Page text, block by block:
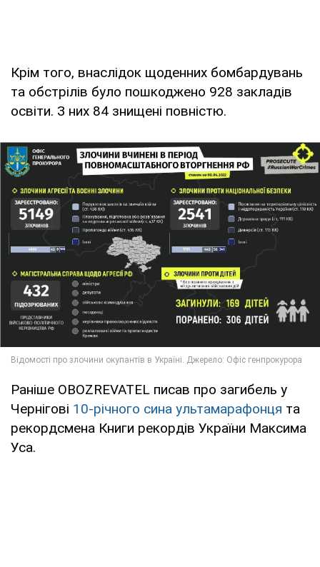
Крім того, внаслідок щоденних бомбардувань
та обстрілів було пошкоджено 928 закладів
освіти. З них 84 знищені повністю.
Раніше OBOZREVATEL писав про загибель у
Чернігові 10-річного сина ультамарафонця та
рекордсмена Книги рекордів України Максима
Уса.